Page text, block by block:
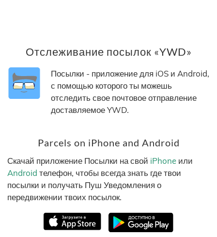
Отслеживание посылок «YWD»
Посылки - приложение для iOS и Android,
с помощью которого ты можешь
отследить свое почтовое отправление
доставляемое YWD.
Parcels on iPhone and Android
Скачай приложение Посылки на свой iPhone или
Android телефон, чтобы всегда знать где твои
посылки и получать Пуш Уведомления о
передвижении твоих посылок.